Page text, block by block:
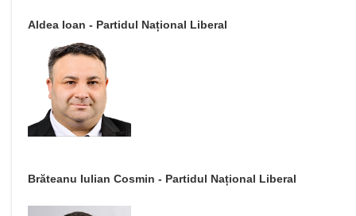
Aldea Ioan - Partidul Național Liberal
Brăteanu Iulian Cosmin - Partidul Național Liberal